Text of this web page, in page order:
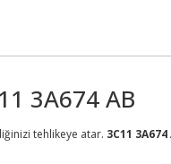
3A674 AB
tehlikeye atar. 3C11 3A674